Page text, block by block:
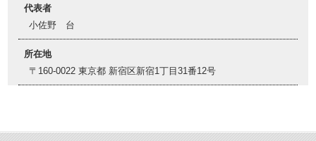
代表者
小佐野 台
所在地
〒160-0022 東京都 新宿区新宿1丁目31番12号